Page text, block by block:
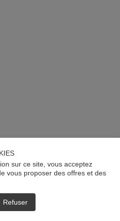
sur ce site, vous acceptez
vous proposer des offres et des
Refuser